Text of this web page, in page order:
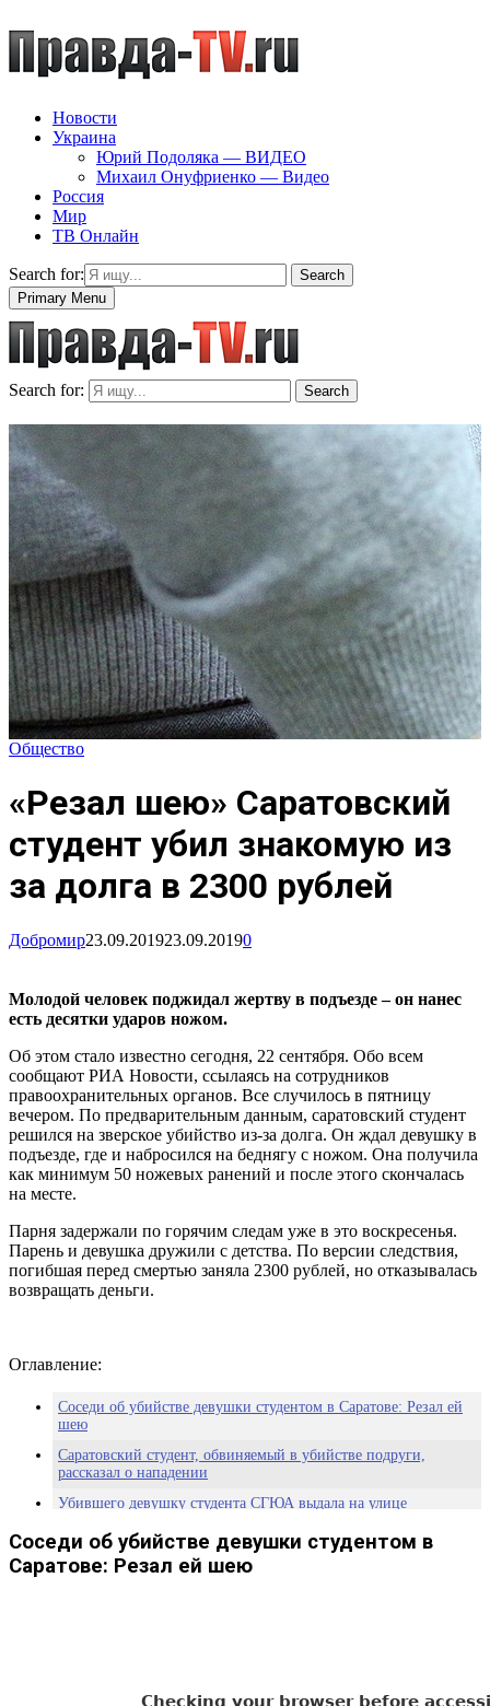
Новости
Украина
Юрий Подоляка — ВИДЕО
Михаил Онуфриенко — Видео
Россия
Мир
ТВ Онлайн
Search for:
Search
Primary Menu
Search for: Search
Общество
«Резал шею» Саратовский
студент убил знакомую из
за долга в 2300 рублей
Добромир23.09.201923.09.20190
Молодой человек поджидал жертву в подъезде – он нанес
есть десятки ударов ножом.
Об этом стало известно сегодня, 22 сентября. Обо всем
сообщают РИА Новости, ссылаясь на сотрудников
правоохранительных органов. Все случилось в пятницу
вечером. По предварительным данным, саратовский студент
решился на зверское убийство из-за долга. Он ждал девушку в
подъезде, где и набросился на беднягу с ножом. Она получила
как минимум 50 ножевых ранений и после этого скончалась
на месте.
Парня задержали по горячим следам уже в это воскресенья.
Парень и девушка дружили с детства. По версии следствия,
погибшая перед смертью заняла 2300 рублей, но отказывалась
возвращать деньги.
Оглавление:
Соседи об убийстве девушки студентом в Саратове: Резал ей
шею
Саратовский студент, обвиняемый в убийстве подруги,
рассказал о нападении
Убившего девушку студента СГЮА выдала на улице
Соседи об убийстве девушки студентом в
Саратове: Резал ей шею